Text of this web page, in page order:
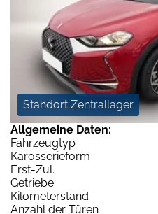
Standort Zentrallager
Allgemeine Daten:
Fahrzeugtyp
Karosserieform
Erst-Zul.
Getriebe
Kilometerstand
Anzahl der Türen